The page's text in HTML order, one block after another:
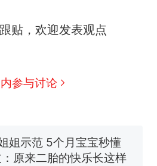
贴，欢迎发表观点
参与讨论
元才肯搬上楼！女子傻
中学招聘物理教师，笔
13名均遭淘汰？教育局：
姐示范 5个月宝宝秒懂
原来二胎的快乐长这样